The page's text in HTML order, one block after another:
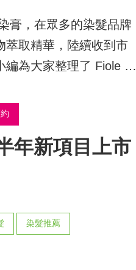
膏，在眾多的染髮品牌
萃取精華，陸續收到市
為大家整理了 Fiole 染
年新項目上市
染髮推薦